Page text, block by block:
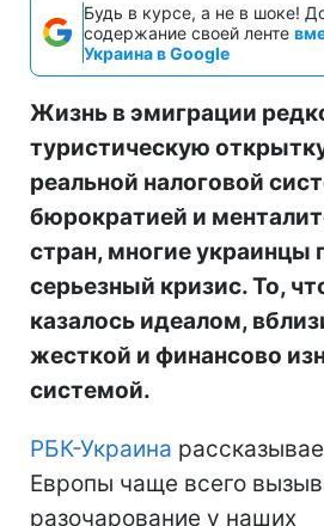
Будь в курсе, а не в шоке!
содержание своей ленте
Украина в Google
Жизнь в эмиграции
туристическую
реальной налоговой
бюрократией и
стран, многие украинцы
серьезный кризис. То,
казалось идеалом,
жесткой и финансово
системой.
РБК-Украина
Европы чаще всего
разочарование у наших